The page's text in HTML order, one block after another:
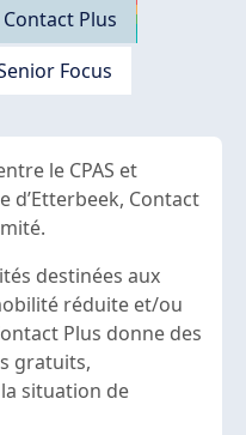
Contact Plus
Focus
le CPAS et
d’Etterbeek, Contact
destinées aux
réduite et/ou
Plus donne des
gratuits,
situation de